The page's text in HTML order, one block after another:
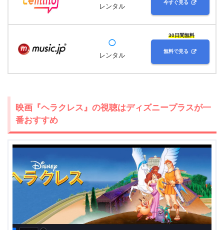
レンタル
今すぐ見る
◯
レンタル
30日間無料
無料で見る
映画『ヘラクレス』の視聴はディズニープラスが一
番おすすめ